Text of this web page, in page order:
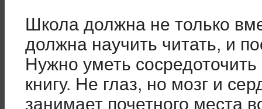
Школа должна не только
должна научить читать, и
Нужно уметь
книгу. Не глаз, но мозг и
занимает почетного места